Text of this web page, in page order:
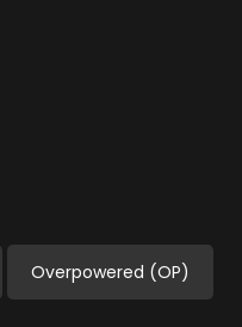
Overpowered (OP)